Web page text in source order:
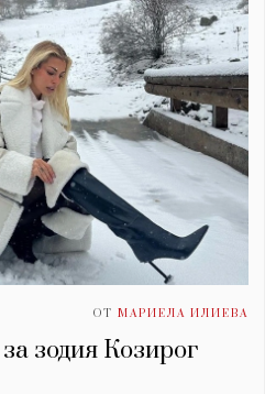
ОТ МАРИЕЛА ИЛИЕВА
зодия Козирог